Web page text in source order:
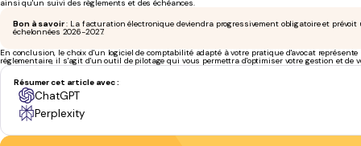
ainsi qu'un suivi des règlements et des échéances.
Bon à savoir: La facturation électronique deviendra progressivement obligatoire et
échelonnées 2026-2027.
En conclusion, le choix d'un logiciel de comptabilité adapté à votre pratique d'avocat
réglementaire, il s'agit d'un outil de pilotage qui vous permettra d'optimiser votre gestion et
Résumer cet article avec :
ChatGPT
Perplexity